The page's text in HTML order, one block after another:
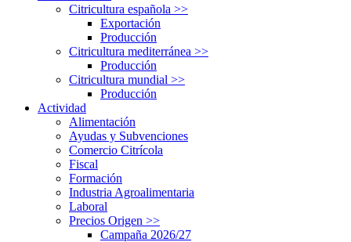
Citricultura española >>
Exportación
Producción
Citricultura mediterránea >>
Producción
Citricultura mundial >>
Producción
Actividad
Alimentación
Ayudas y Subvenciones
Comercio Citrícola
Fiscal
Formación
Industria Agroalimentaria
Laboral
Precios Origen >>
Campaña 2026/27